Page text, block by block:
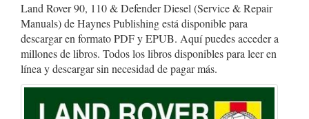
Land Rover 90, 110 & Defender Diesel (Service & Repair
Manuals) de Haynes Publishing está disponible para
descargar en formato PDF y EPUB. Aquí puedes acceder a
millones de libros. Todos los libros disponibles para leer en
línea y descargar sin necesidad de pagar más.